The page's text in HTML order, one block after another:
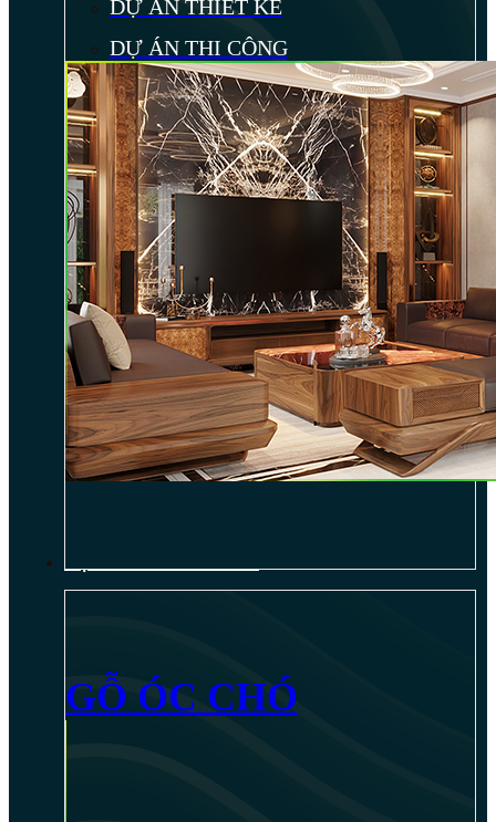
DỰ ÁN THIẾT KẾ
DỰ ÁN THI CÔNG
GỖ ÓC CHÓ